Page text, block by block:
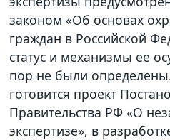
законом «Об основах
граждан в Российской
статус и механизмы ее
пор не были
готовится проект
Правительства РФ «О
экспертизе», в